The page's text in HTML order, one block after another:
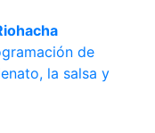
de
la salsa y